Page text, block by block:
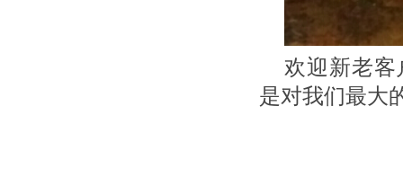
欢迎新老
是对我们最大